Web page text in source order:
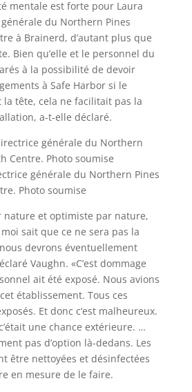
mentale est forte pour Laura
du Northern Pines
à Brainerd, d’autant plus que
Bien qu’elle et le personnel du
à la possibilité de devoir
à Safe Harbor si le
la tête, cela ne facilitait pas la
a-t-elle déclaré.
générale du Northern Pines
Photo soumise
nature et optimiste par nature,
sait que ce ne sera pas la
devrons éventuellement
Vaughn. «C’est dommage
ait été exposé. Nous avions
établissement. Tous ces
Et donc c’est malheureux.
une chance extérieure. …
pas d’option là-dedans. Les
être nettoyées et désinfectées
en mesure de le faire.